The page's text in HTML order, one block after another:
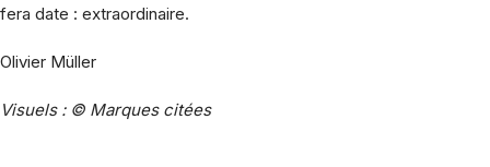
fera date : extraordinaire.
Olivier Müller
Visuels : © Marques citées